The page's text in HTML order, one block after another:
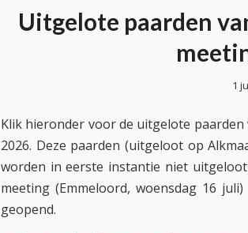
Uitgelote paarden
1
Klik hieronder voor de uitgelote
2026. Deze paarden (uitgeloot op
worden in eerste instantie niet
meeting (Emmeloord, woensdag 16
geopend.